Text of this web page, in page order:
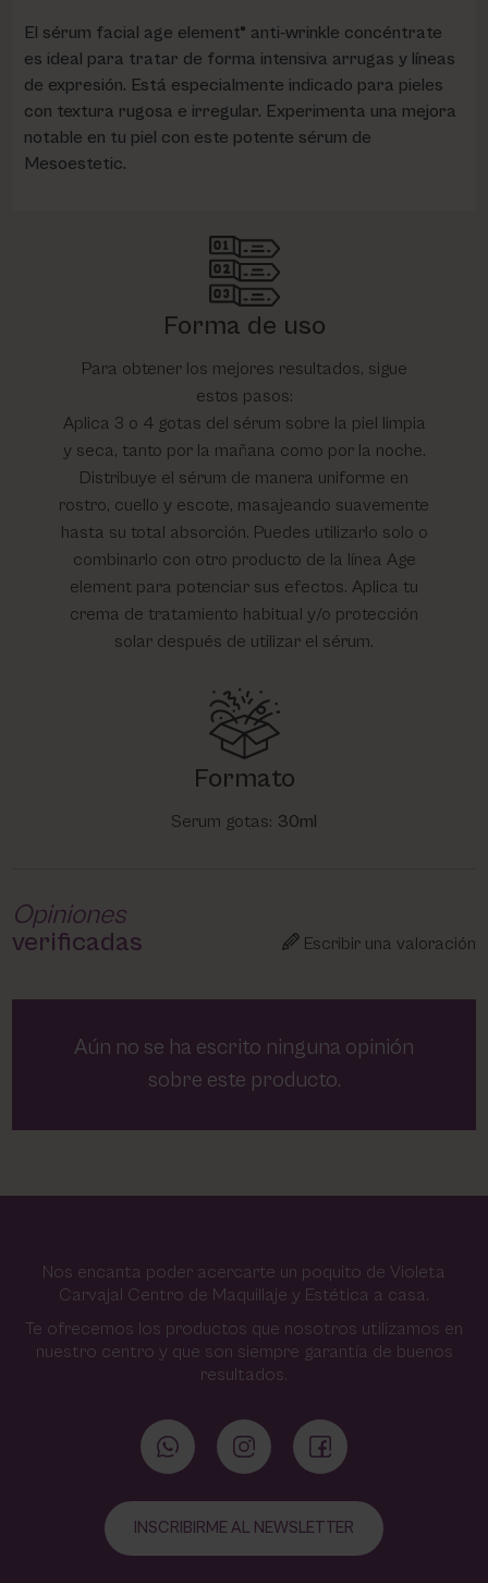
El sérum facial age element® anti-wrinkle concéntrate
es ideal para tratar de forma intensiva arrugas y líneas
de expresión. Está especialmente indicado para pieles
con textura rugosa e irregular. Experimenta una mejora
notable en tu piel con este potente sérum de
Mesoestetic.
Forma de uso
Para obtener los mejores resultados, sigue
estos pasos:
Aplica 3 o 4 gotas del sérum sobre la piel limpia
y seca, tanto por la mañana como por la noche.
Distribuye el sérum de manera uniforme en
rostro, cuello y escote, masajeando suavemente
hasta su total absorción. Puedes utilizarlo solo o
combinarlo con otro producto de la línea Age
element para potenciar sus efectos. Aplica tu
crema de tratamiento habitual y/o protección
solar después de utilizar el sérum.
Formato
Serum gotas: 30ml
Opiniones
verificadas
Escribir una valoración
Aún no se ha escrito ninguna opinión
sobre este producto.
Nos encanta poder acercarte un poquito de Violeta
Carvajal Centro de Maquillaje y Estética a casa.
Te ofrecemos los productos que nosotros utilizamos en
nuestro centro y que son siempre garantía de buenos
resultados.
INSCRIBIRME AL NEWSLETTER